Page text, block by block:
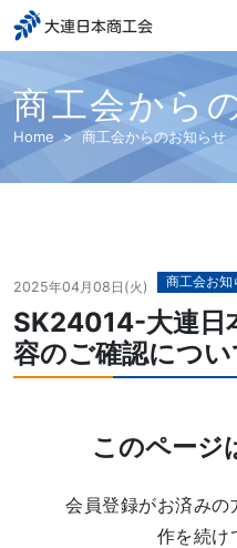
大連日本商工会
商工会から
Home 商工会からのお知らせ
2025年04月08日(火) 商工会お知
SK24014-大連日
容のご確認につい
このページ
会員登録がお済みの
作を続け